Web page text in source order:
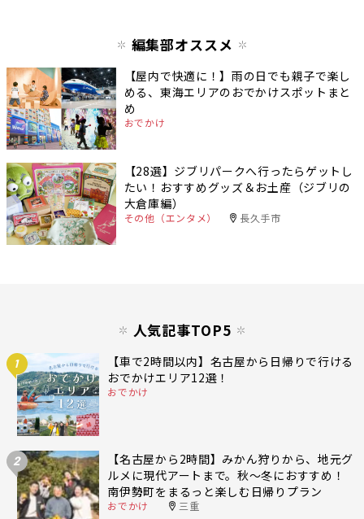
編集部オススメ
【屋内で快適に！】雨の日でも親子で楽し
める、東海エリアのおでかけスポットまと
め
おでかけ
【28選】ジブリパークへ行ったらゲットし
たい！おすすめグッズ＆お土産（ジブリの
大倉庫編）
その他（エンタメ） 長久手市
人気記事TOP5
1
【車で2時間以内】名古屋から日帰りで行ける
おでかけエリア12選！
おでかけ
2
【名古屋から2時間】みかん狩りから、地元グ
ルメに現代アートまで。秋〜冬におすすめ！
南伊勢町をまるっと楽しむ日帰りプラン
おでかけ 三重